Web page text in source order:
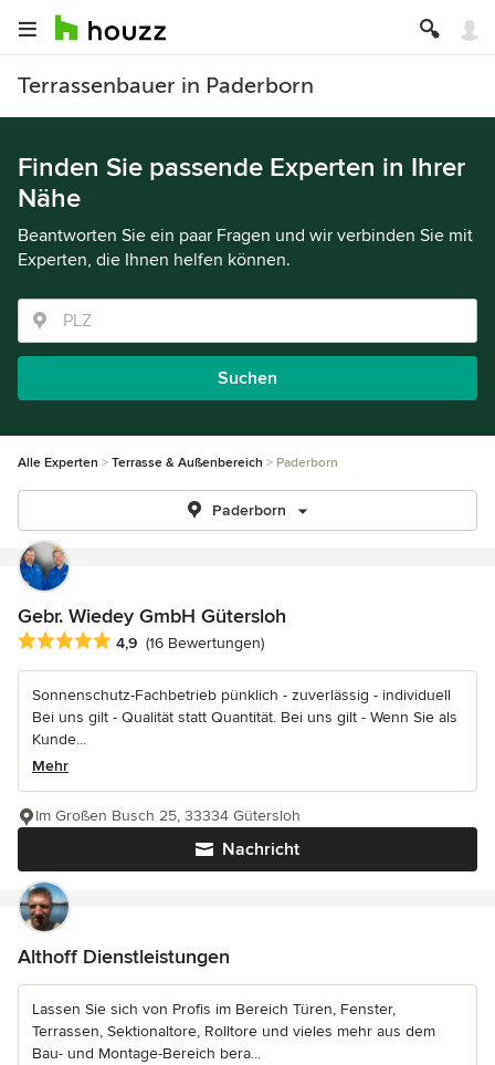
Terrassenbauer in Paderborn
Finden Sie passende Experten in Ihrer
Nähe
Beantworten Sie ein paar Fragen und wir verbinden Sie mit
Experten, die Ihnen helfen können.
Suchen
Alle Experten Terrasse & Außenbereich Paderborn
Paderborn
Gebr. Wiedey GmbH Gütersloh
Durchschnittliche Bewertung: 4.9 von 5 Sternen
4,9 (16 Bewertungen)
Sonnenschutz-Fachbetrieb pünklich - zuverlässig - individuell
Bei uns gilt - Qualität statt Quantität. Bei uns gilt - Wenn Sie als
Kunde...
Mehr
Nachricht
Im Großen Busch 25, 33334 Gütersloh
Althoff Dienstleistungen
Lassen Sie sich von Profis im Bereich Türen, Fenster,
Terrassen, Sektionaltore, Rolltore und vieles mehr aus dem
Bau- und Montage-Bereich bera...